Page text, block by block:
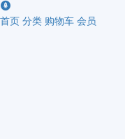
首页 分类 购物车 会员